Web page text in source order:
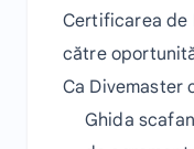
Certificarea de
către
Ca Divemaster
Ghida